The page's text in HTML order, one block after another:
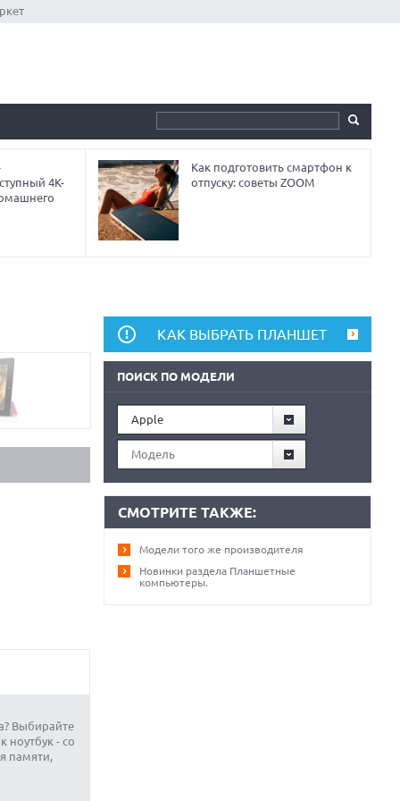
4K-
Как подготовить смартфон к
отпуску: советы ZOOM
Выбирайте
ноутбук - со
памяти,
КАК ВЫБРАТЬ ПЛАНШЕТ
ПОИСК ПО МОДЕЛИ
Apple
Модель
СМОТРИТЕ ТАКЖЕ:
Модели того же производителя
Новинки раздела Планшетные
компьютеры.